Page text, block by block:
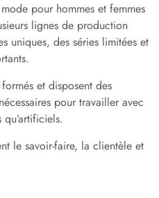
pour hommes et femmes
lignes de production
uniques, des séries limitées et
et disposent des
pour travailler avec
le savoir-faire, la clientèle et